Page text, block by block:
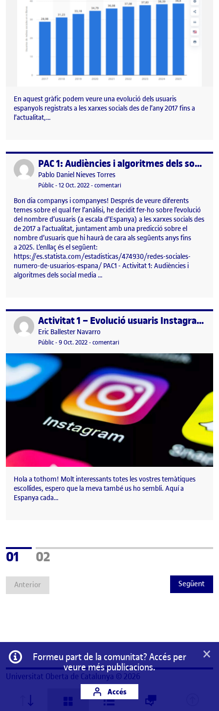
En aquest gràfic podem veure una evolució dels usuaris
espanyols registrats a les xarxes socials des de l’any 2017 fins a
l’actualitat,…
Publicat per PAC 1: Audiències i algoritmes dels social media
Publicat per
Pablo Daniel Nieves Torres
Visibilitat:
Públic-Data de publicació
12 Oct. 2022-comentariel PAC 1: Audiències i algoritmes dels
Bon dia companys i companyes! Després de veure diferents
temes sobre el qual fer l’anàlisi, he decidit fer-ho sobre l’evolució
del nombre d’usuaris (a escala d’Espanya) a les xarxes socials des
de 2017 a l’actualitat, juntament amb una predicció sobre el
nombre d’usuaris que hi haurà de cara als següents anys fins
a 2025. L’enllaç és el següent:
https://es.statista.com/estadisticas/474930/redes-sociales-
numero-de-usuarios-espana/ PAC1 - Activitat 1: Audiències i
algoritmes dels social media …
Publicat per Activitat 1 – Evolució usuaris Instagram Espanya
Publicat per
Eric Ballester Navarro
Visibilitat:
Públic-Data de publicació
9 Oct. 20229 octubre, 2022 7:02 pm
-comentariel Activitat 1 – Evolució usuaris
Hola a tothom! Molt interessants totes les vostres temàtiques
escollides, espero que la meva també us ho sembli. Aquí a
Espanya cada…
Anterior
Pàgina
01 Pàgina
02
Següent
Informació
Formeu part de la comunitat? Accés per
veure més publicacions.
Accés
×
Universitat Oberta de Catalunya © 2026